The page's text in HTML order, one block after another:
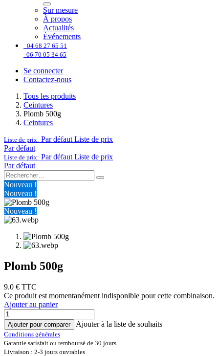
Sur mesure
À propos
Actualités
Événements
04 68 27 65 51
06 70 05 34 65
Se connecter
Contactez-nous
Tous les produits
Ceintures
Plomb 500g
Ceintures
Liste de prix: Par défaut Liste de prix
Par défaut
Liste de prix: Par défaut Liste de prix
Par défaut
Nouveau !
Nouveau !
Nouveau !
Plomb 500g
9.0 € TTC
Ce produit est momentanément indisponible pour cette combinaison.
Ajouter au panier
Ajouter pour comparer Ajouter à la liste de souhaits
Conditions générales
Garantie satisfait ou remboursé de 30 jours
Livraison : 2-3 jours ouvrables